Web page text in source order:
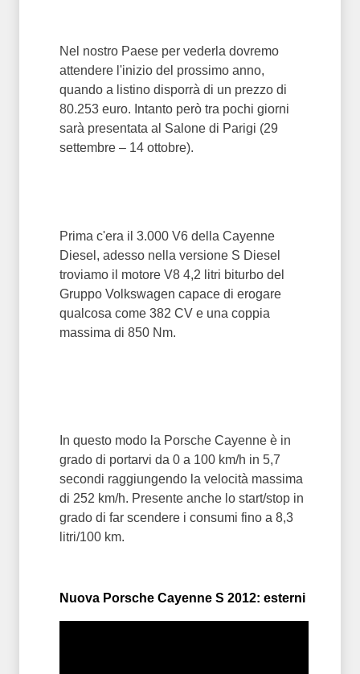
Nel nostro Paese per vederla dovremo
attendere l'inizio del prossimo anno,
quando a listino disporrà di un prezzo di
80.253 euro. Intanto però tra pochi giorni
sarà presentata al Salone di Parigi (29
settembre – 14 ottobre).
Prima c'era il 3.000 V6 della Cayenne
Diesel, adesso nella versione S Diesel
troviamo il motore V8 4,2 litri biturbo del
Gruppo Volkswagen capace di erogare
qualcosa come 382 CV e una coppia
massima di 850 Nm.
In questo modo la Porsche Cayenne è in
grado di portarvi da 0 a 100 km/h in 5,7
secondi raggiungendo la velocità massima
di 252 km/h. Presente anche lo start/stop in
grado di far scendere i consumi fino a 8,3
litri/100 km.
Nuova Porsche Cayenne S 2012: esterni